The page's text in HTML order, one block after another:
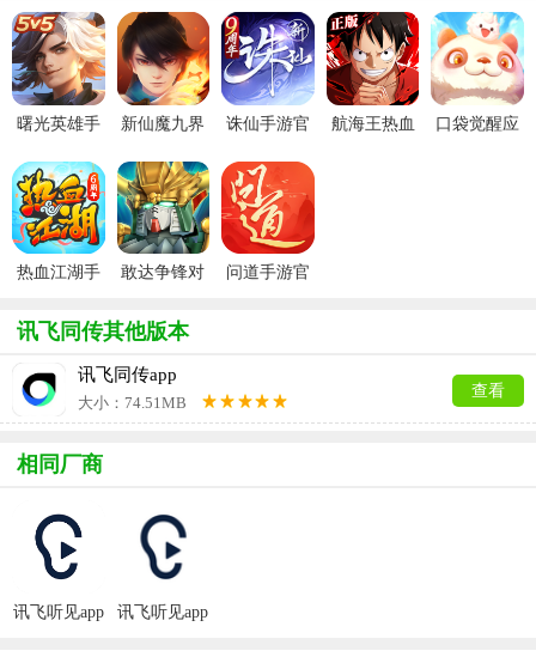
曙光英雄手
版
新仙魔九界
方正版
诛仙手游官
航海王热血
口袋觉醒应
热血江湖手
敢达争锋对
问道手游官
讯飞同传其他版本
讯飞同传app
大小：74.51MB
查看
相同厂商
讯飞听见app
讯飞听见app